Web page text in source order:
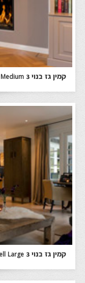
קמין גז בנוי Vertical Bell Medium 3
קמין גז בנוי Corner Bell Large 3